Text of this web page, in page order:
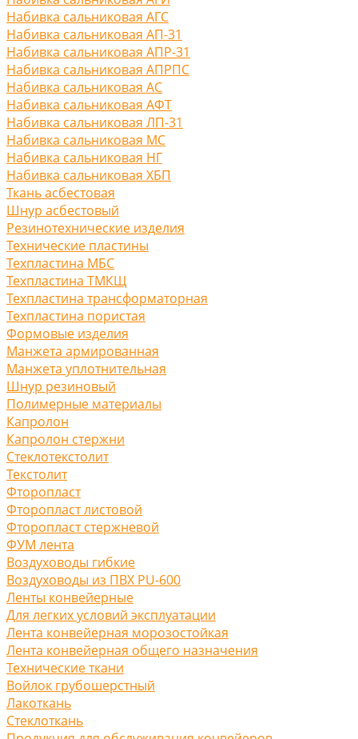
Набивка сальниковая АГС
Набивка сальниковая АП-31
Набивка сальниковая АПР-31
Набивка сальниковая АПРПС
Набивка сальниковая АС
Набивка сальниковая АФТ
Набивка сальниковая ЛП-31
Набивка сальниковая МС
Набивка сальниковая НГ
Набивка сальниковая ХБП
Ткань асбестовая
Шнур асбестовый
Резинотехнические изделия
Технические пластины
Техпластина МБС
Техпластина ТМКЩ
Техпластина трансформаторная
Техпластина пористая
Формовые изделия
Манжета армированная
Манжета уплотнительная
Шнур резиновый
Полимерные материалы
Капролон
Капролон стержни
Стеклотекстолит
Текстолит
Фторопласт
Фторопласт листовой
Фторопласт стержневой
ФУМ лента
Воздуховоды гибкие
Воздуховоды из ПВХ PU-600
Ленты конвейерные
Для легких условий эксплуатации
Лента конвейерная морозостойкая
Лента конвейерная общего назначения
Технические ткани
Войлок грубошерстный
Лакоткань
Стеклоткань